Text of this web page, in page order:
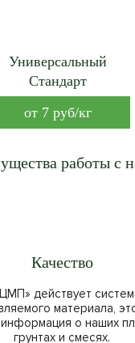
Универсальный
Стандарт
от 7 руб/кг
работы с
Качество
действует
материала,
информация о наших
грунтах и смесях.